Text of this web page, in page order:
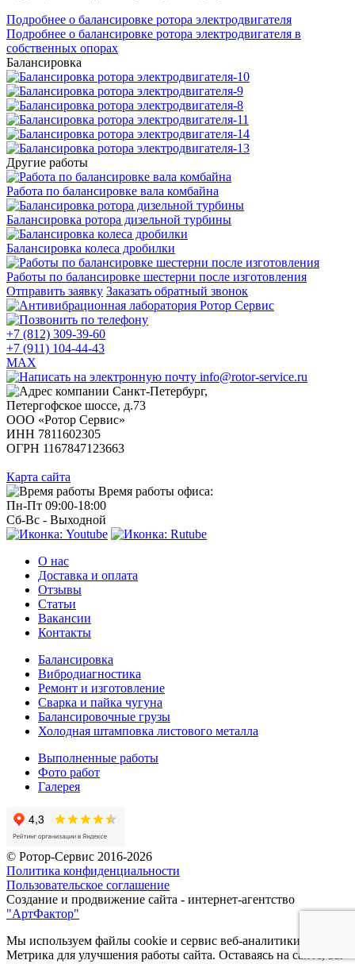
Подробнее о балансировке ротора электродвигателя
Подробнее о балансировке ротора электродвигателя в
собственных опорах
Балансировка
Другие работы
Работа по балансировке вала комбайна
Балансировка ротора дизельной турбины
Балансировка колеса дробилки
Работы по балансировке шестерни после изготовления
Отправить заявку Заказать обратный звонок
+7 (812) 309-39-60
+7 (911) 104-44-43
MAX
info@rotor-service.ru
Санкт-Петербург,
Петергофское шоссе, д.73
ООО «Ротор Сервис»
ИНН 7811602305
ОГРН 1167847123663
Карта сайта
Время работы офиса:
Пн-Пт 09:00-18:00
Сб-Вс - Выходной
О нас
Доставка и оплата
Отзывы
Статьи
Вакансии
Контакты
Балансировка
Вибродиагностика
Ремонт и изготовление
Сварка и пайка чугуна
Балансировочные грузы
Холодная штамповка листового металла
Выполненные работы
Фото работ
Галерея
© Ротор-Сервис 2016-2026
Политика конфиденциальности
Пользовательское соглашение
Создание и продвижение сайта - интернет-агентство
"АртФактор"
Мы используем файлы cookie и сервис веб-аналитики Яндекс
Метрика для улучшения работы сайта. Оставаясь на сайте, вы